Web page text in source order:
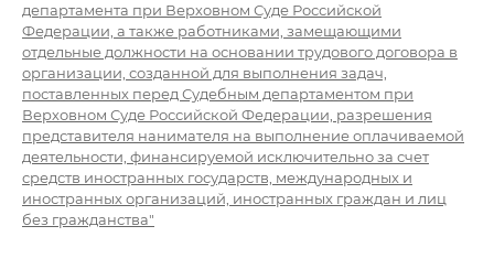
департамента при Верховном Суде Российской
Федерации, а также работниками, замещающими
отдельные должности на основании трудового договора в
организации, созданной для выполнения задач,
поставленных перед Судебным департаментом при
Верховном Суде Российской Федерации, разрешения
представителя нанимателя на выполнение оплачиваемой
деятельности, финансируемой исключительно за счет
средств иностранных государств, международных и
иностранных организаций, иностранных граждан и лиц
без гражданства"